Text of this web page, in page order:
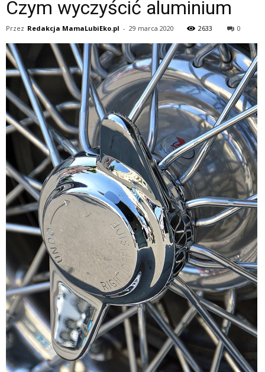
Czym wyczyścić aluminium
Przez Redakcja MamaLubiEko.pl - 29 marca 2020 2633 0